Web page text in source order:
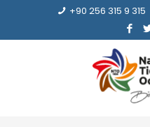
+90 256 315 9 315